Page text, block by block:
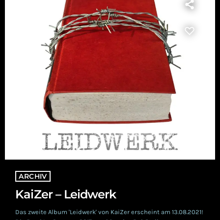
ARCHIV
KaiZer – Leidwerk
Das zweite Album 'Leidwerk' von KaiZer erscheint am 13.08.2021!